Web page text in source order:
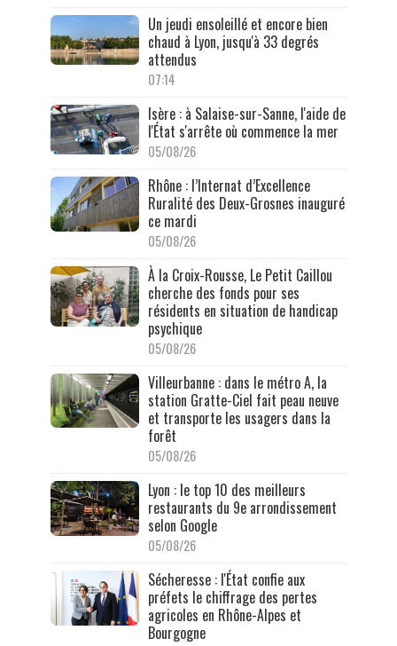
Un jeudi ensoleillé et encore bien
chaud à Lyon, jusqu'à 33 degrés
attendus
07:14
Isère : à Salaise-sur-Sanne, l'aide de
l'État s'arrête où commence la mer
05/08/26
Rhône : l’Internat d’Excellence
Ruralité des Deux-Grosnes inauguré
ce mardi
05/08/26
À la Croix-Rousse, Le Petit Caillou
cherche des fonds pour ses
résidents en situation de handicap
psychique
05/08/26
Villeurbanne : dans le métro A, la
station Gratte-Ciel fait peau neuve
et transporte les usagers dans la
forêt
05/08/26
Lyon : le top 10 des meilleurs
restaurants du 9e arrondissement
selon Google
05/08/26
Sécheresse : l'État confie aux
préfets le chiffrage des pertes
agricoles en Rhône-Alpes et
Bourgogne